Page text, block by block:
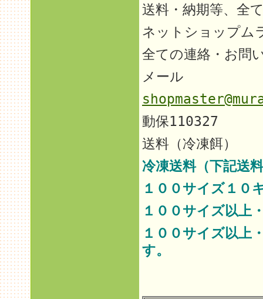
送料・納期等、全
ネットショップム
全ての連絡・お問
メール
動保110327
送料（冷凍餌）
冷凍送料（下記送
１００サイズ１０
１００サイズ以上
１００サイズ以上
す。